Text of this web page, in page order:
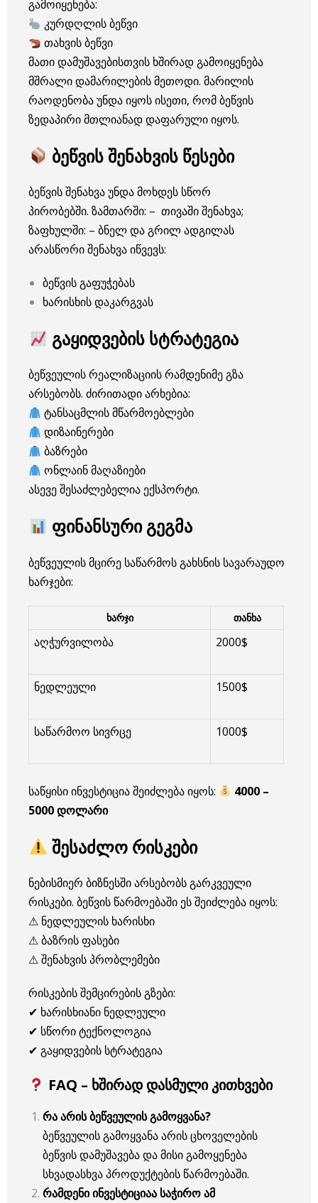
გამოიყენება:
კურდღლის ბეწვი
თახვის ბეწვი
მათი დამუშავებისთვის ხშირად გამოიყენება
მშრალი დამარილების მეთოდი. მარილის
რაოდენობა უნდა იყოს ისეთი, რომ ბეწვის
ზედაპირი მთლიანად დაფარული იყოს.
ბეწვის შენახვის წესები
ბეწვის შენახვა უნდა მოხდეს სწორ
პირობებში. ზამთარში: – თივაში შენახვა;
ზაფხულში: – ბნელ და გრილ ადგილას
არასწორი შენახვა იწვევს:
ბეწვის გაფუჭებას
ხარისხის დაკარგვას
გაყიდვების სტრატეგია
ბეწვეულის რეალიზაციის რამდენიმე გზა
არსებობს. ძირითადი არხებია:
ტანსაცმლის მწარმოებლები
დიზაინერები
ბაზრები
ონლაინ მაღაზიები
ასევე შესაძლებელია ექსპორტი.
ფინანსური გეგმა
ბეწვეულის მცირე საწარმოს გახსნის სავარაუდო
ხარჯები:
ხარჯი თანხა
აღჭურვილობა 2000$
ნედლეული 1500$
საწარმოო სივრცე 1000$
საწყისი ინვესტიცია შეიძლება იყოს:
4000 –
5000 დოლარი
შესაძლო რისკები
ნებისმიერ ბიზნესში არსებობს გარკვეული
რისკები. ბეწვის წარმოებაში ეს შეიძლება იყოს:
⚠ ნედლეულის ხარისხი
⚠ ბაზრის ფასები
⚠ შენახვის პრობლემები
რისკების შემცირების გზები:
✔ ხარისხიანი ნედლეული
✔ სწორი ტექნოლოგია
✔ გაყიდვების სტრატეგია
FAQ – ხშირად დასმული კითხვები
რა არის ბეწვეულის გამოყვანა?
ბეწვეულის გამოყვანა არის ცხოველების
ბეწვის დამუშავება და მისი გამოყენება
სხვადასხვა პროდუქტების წარმოებაში.
რამდენი ინვესტიციაა საჭირო ამ